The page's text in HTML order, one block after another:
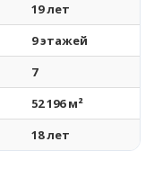
19 лет
9 этажей
7
52 196 м²
18 лет